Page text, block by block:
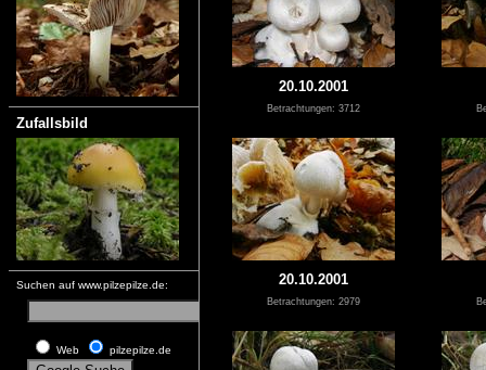
Zufallsbild
Suchen auf www.pilzepilze.de:
Web pilzepilze.de
20.10.2001
Betrachtungen: 3712
20.10.2001
Betrachtungen: 2979